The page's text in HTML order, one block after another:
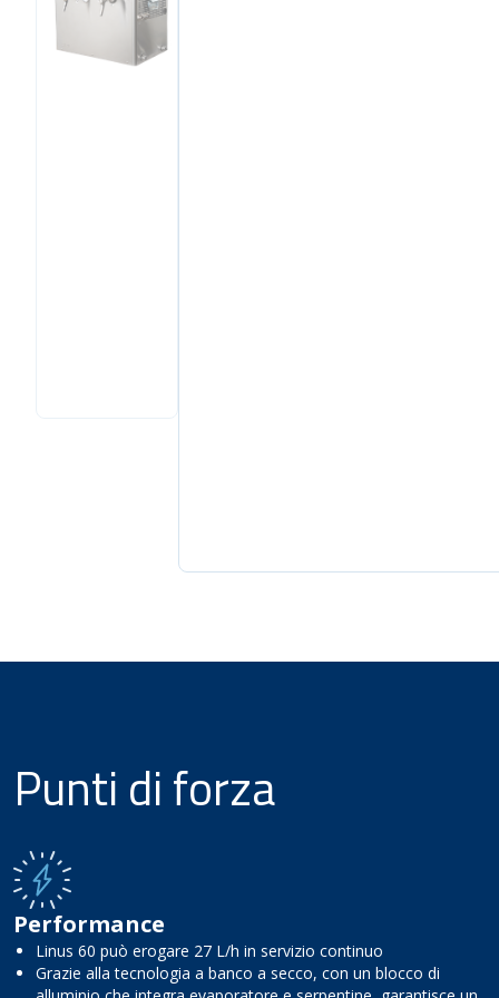
Punti di forza
Performance
Linus 60 può erogare 27 L/h in servizio continuo
Grazie alla tecnologia a banco a secco, con un blocco di